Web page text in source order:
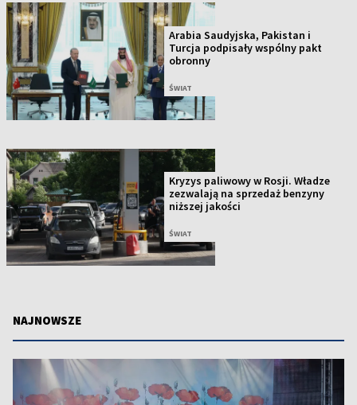
Arabia Saudyjska, Pakistan i
Turcja podpisały wspólny pakt
obronny
ŚWIAT
Kryzys paliwowy w Rosji. Władze
zezwalają na sprzedaż benzyny
niższej jakości
ŚWIAT
NAJNOWSZE